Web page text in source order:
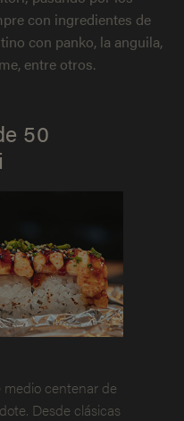
con ingredientes de
con panko, la anguila,
entre otros.
50
medio centenar de
Desde clásicas